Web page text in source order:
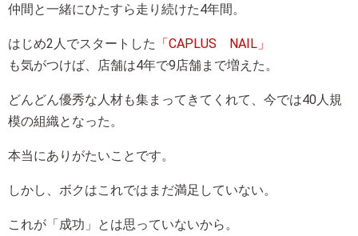
仲間と一緒にひたすら走り続けた4年間。
はじめ2人でスタートした 「CAPLUS NAIL」
も気がつけば、店舗は4年で9店舗まで増えた。
どんどん優秀な人材も集まってきてくれて、今では40人規
模の組織となった。
本当にありがたいことです。
しかし、ボクはこれではまだ満足していない。
これが「成功」とは思っていないから。